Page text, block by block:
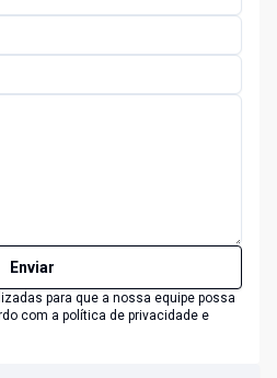
Enviar
para que a nossa equipe possa
com a política de privacidade e